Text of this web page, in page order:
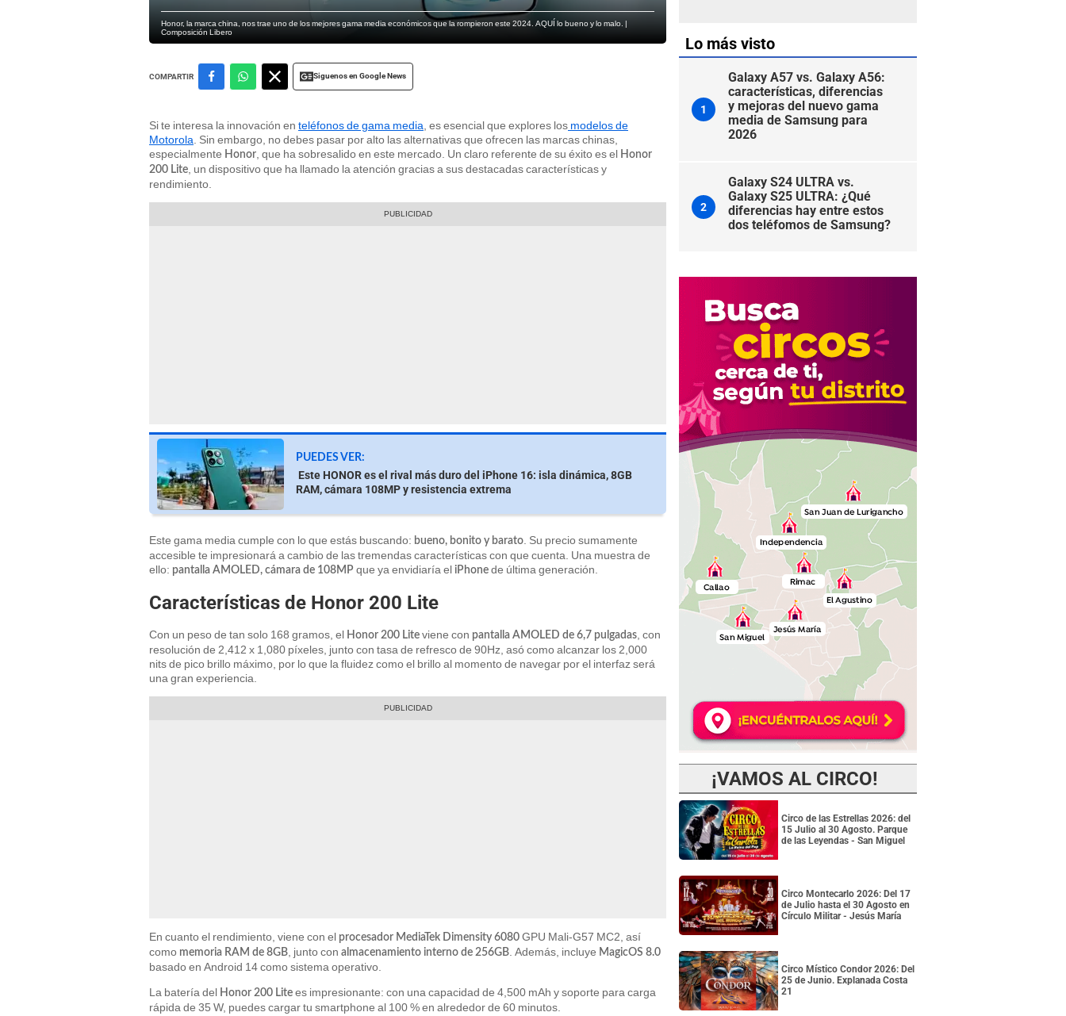
Honor, la marca china, nos trae uno de los mejores gama media económicos que la rompieron este 2024. AQUÍ lo bueno y lo malo. |
Composición Libero
COMPARTIR Siguenos en Google News
Si te interesa la innovación en teléfonos de gama media , es esencial que explores los modelos de
Motorola . Sin embargo, no debes pasar por alto las alternativas que ofrecen las marcas chinas,
especialmente Honor , que ha sobresalido en este mercado. Un claro referente de su éxito es el Honor
200 Lite , un dispositivo que ha llamado la atención gracias a sus destacadas características y
rendimiento.
PUEDES VER:
Este HONOR es el rival más duro del iPhone 16: isla dinámica, 8GB
RAM, cámara 108MP y resistencia extrema
Este gama media cumple con lo que estás buscando: bueno, bonito y barato . Su precio sumamente
accesible te impresionará a cambio de las tremendas características con que cuenta. Una muestra de
ello: pantalla AMOLED, cámara de 108MP que ya envidiaría el iPhone de última generación.
Características de Honor 200 Lite
Con un peso de tan solo 168 gramos, el Honor 200 Lite viene con pantalla AMOLED de 6,7 pulgadas, con
resolución de 2,412 x 1,080 píxeles, junto con tasa de refresco de 90Hz, asó como alcanzar los 2,000
nits de pico brillo máximo, por lo que la fluidez como el brillo al momento de navegar por el interfaz será
una gran experiencia.
En cuanto el rendimiento, viene con el procesador MediaTek Dimensity 6080 GPU Mali-G57 MC2, así
como memoria RAM de 8GB, junto con almacenamiento interno de 256GB. Además, incluye MagicOS 8.0
basado en Android 14 como sistema operativo.
La batería del Honor 200 Lite es impresionante: con una capacidad de 4,500 mAh y soporte para carga
rápida de 35 W, puedes cargar tu smartphone al 100 % en alrededor de 60 minutos.
Lo más visto
1
Galaxy A57 vs. Galaxy A56:
características, diferencias
y mejoras del nuevo gama
media de Samsung para
2026
2
Galaxy S24 ULTRA vs.
Galaxy S25 ULTRA: ¿Qué
diferencias hay entre estos
dos teléfomos de Samsung?
¡VAMOS AL CIRCO!
Circo de las Estrellas 2026: del
15 Julio al 30 Agosto. Parque
de las Leyendas - San Miguel
Circo Montecarlo 2026: Del 17
de Julio hasta el 30 Agosto en
Círculo Militar - Jesús María
Circo Místico Condor 2026: Del
25 de Junio. Explanada Costa
21